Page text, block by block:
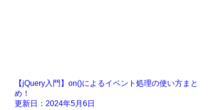
【jQuery入門】on()によるイベント処理の使い方まと
め！
更新日：2024年5月6日